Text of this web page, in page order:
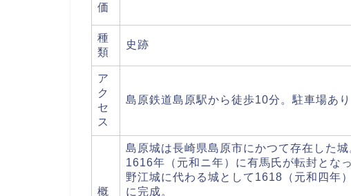
価
種
類
史跡
ア
ク
セ
ス
島原鉄道島原駅から徒歩10分。駐車場あ
概
島原城は長崎県島原市にかつて存在した城
1616年（元和ニ年）に有馬氏が転封とな
野江城に代わる城として1618（元和四年
に完成。